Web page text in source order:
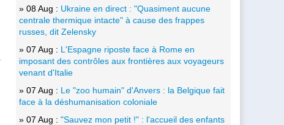
» 08 Aug : Ukraine en direct : "Quasiment aucune
centrale thermique intacte" à cause des frappes
russes, dit Zelensky
» 07 Aug : L'Espagne riposte face à Rome en
imposant des contrôles aux frontières aux voyageurs
venant d'Italie
» 07 Aug : Le "zoo humain" d'Anvers : la Belgique fait
face à la déshumanisation coloniale
» 07 Aug : "Sauvez mon petit !" : l'accueil des enfants